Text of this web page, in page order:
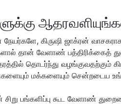
கிருஷி ஜாக்ரன்
தான் வேளாண் பத்திரிக்கைத்
தொடர்ந்து வழங்குவதற்கும்
மக்களையும் சென்றடைய
பங்களிப்பு கூட வேளாண்